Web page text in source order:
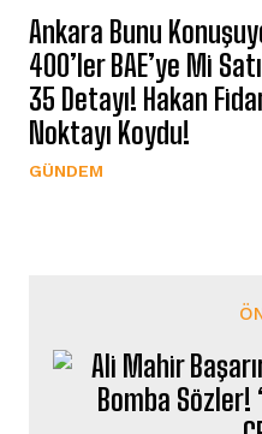
Ankara Bunu
400’ler BAE’ye Mi
35 Detayı! Hakan
Noktayı Koydu!
GÜNDEM